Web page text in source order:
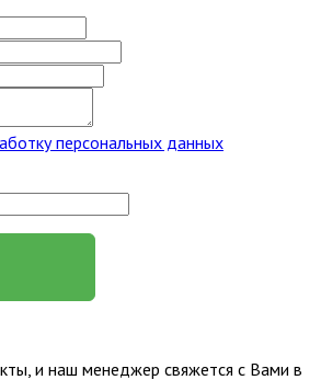
персональных данных
и наш менеджер свяжется с Вами в